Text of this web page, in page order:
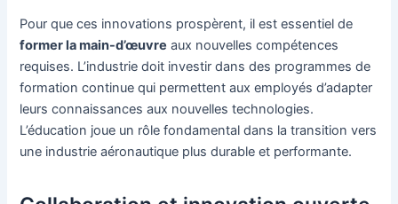
Pour que ces innovations prospèrent, il est essentiel de
former la main-d’œuvre aux nouvelles compétences
requises. L’industrie doit investir dans des programmes de
formation continue qui permettent aux employés d’adapter
leurs connaissances aux nouvelles technologies.
L’éducation joue un rôle fondamental dans la transition vers
une industrie aéronautique plus durable et performante.